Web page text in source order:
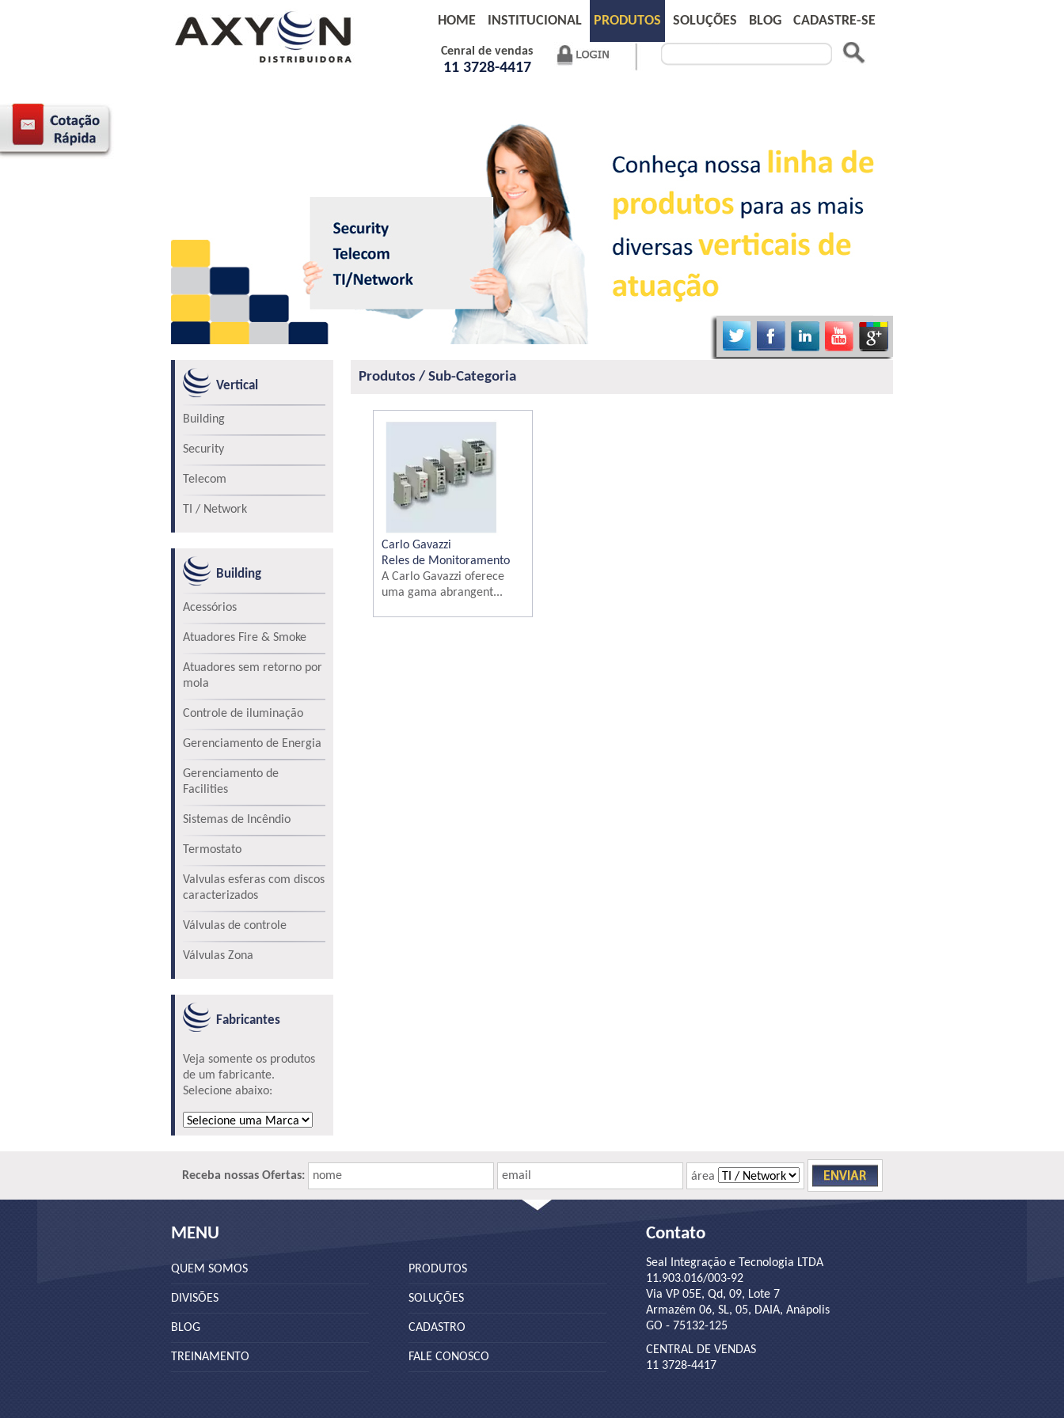
Cenral de vendas
11 3728-4417
HOME INSTITUCIONAL PRODUTOS SOLUÇÕES BLOG CADASTRE-SE
Vertical
Building
Security
Telecom
TI / Network
Building
Acessórios
Atuadores Fire & Smoke
Atuadores sem retorno por
mola
Controle de iluminação
Gerenciamento de Energia
Gerenciamento de
Facilities
Sistemas de Incêndio
Termostato
Valvulas esferas com discos
caracterizados
Válvulas de controle
Válvulas Zona
Fabricantes
Veja somente os produtos
de um fabricante.
Selecione abaixo:
Produtos / Sub-Categoria
Carlo Gavazzi
Reles de Monitoramento
A Carlo Gavazzi oferece
uma gama abrangent...
Receba nossas Ofertas: nome email área
MENU
QUEM SOMOS
DIVISÕES
BLOG
TREINAMENTO
PRODUTOS
SOLUÇÕES
CADASTRO
FALE CONOSCO
Contato
Seal Integração e Tecnologia LTDA
11.903.016/003-92
Via VP 05E, Qd, 09, Lote 7
Armazém 06, SL, 05, DAIA, Anápolis
GO - 75132-125
CENTRAL DE VENDAS
11 3728-4417